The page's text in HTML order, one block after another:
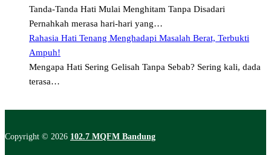
Tanda-Tanda Hati Mulai Menghitam Tanpa Disadari
Pernahkah merasa hari-hari yang…
Rahasia Hati Tenang Menghadapi Masalah Berat, Terbukti
Ampuh!
Mengapa Hati Sering Gelisah Tanpa Sebab? Sering kali, dada
terasa…
Copyright © 2026 102.7 MQFM Bandung